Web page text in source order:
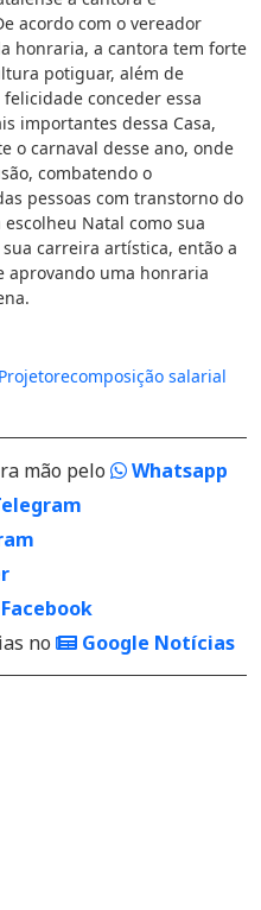
acordo com o vereador
honraria, a cantora tem forte
potiguar, além de
conceder essa
importantes dessa Casa,
o carnaval desse ano, onde
combatendo o
pessoas com transtorno do
Natal como sua
carreira artística, então a
aprovando uma honraria
Projetorecomposição salarial
mão pelo
Whatsapp
Facebook
no
Google Notícias